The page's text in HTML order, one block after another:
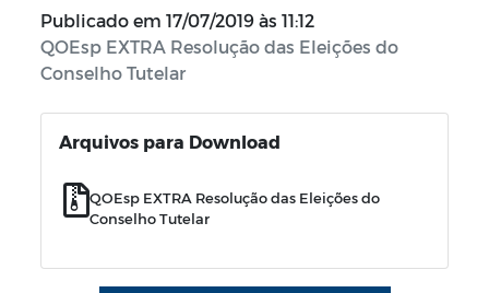
Publicado em 17/07/2019 às 11:12
QOEsp EXTRA Resolução das Eleições do
Conselho Tutelar
Arquivos para Download
QOEsp EXTRA Resolução das Eleições do
Conselho Tutelar